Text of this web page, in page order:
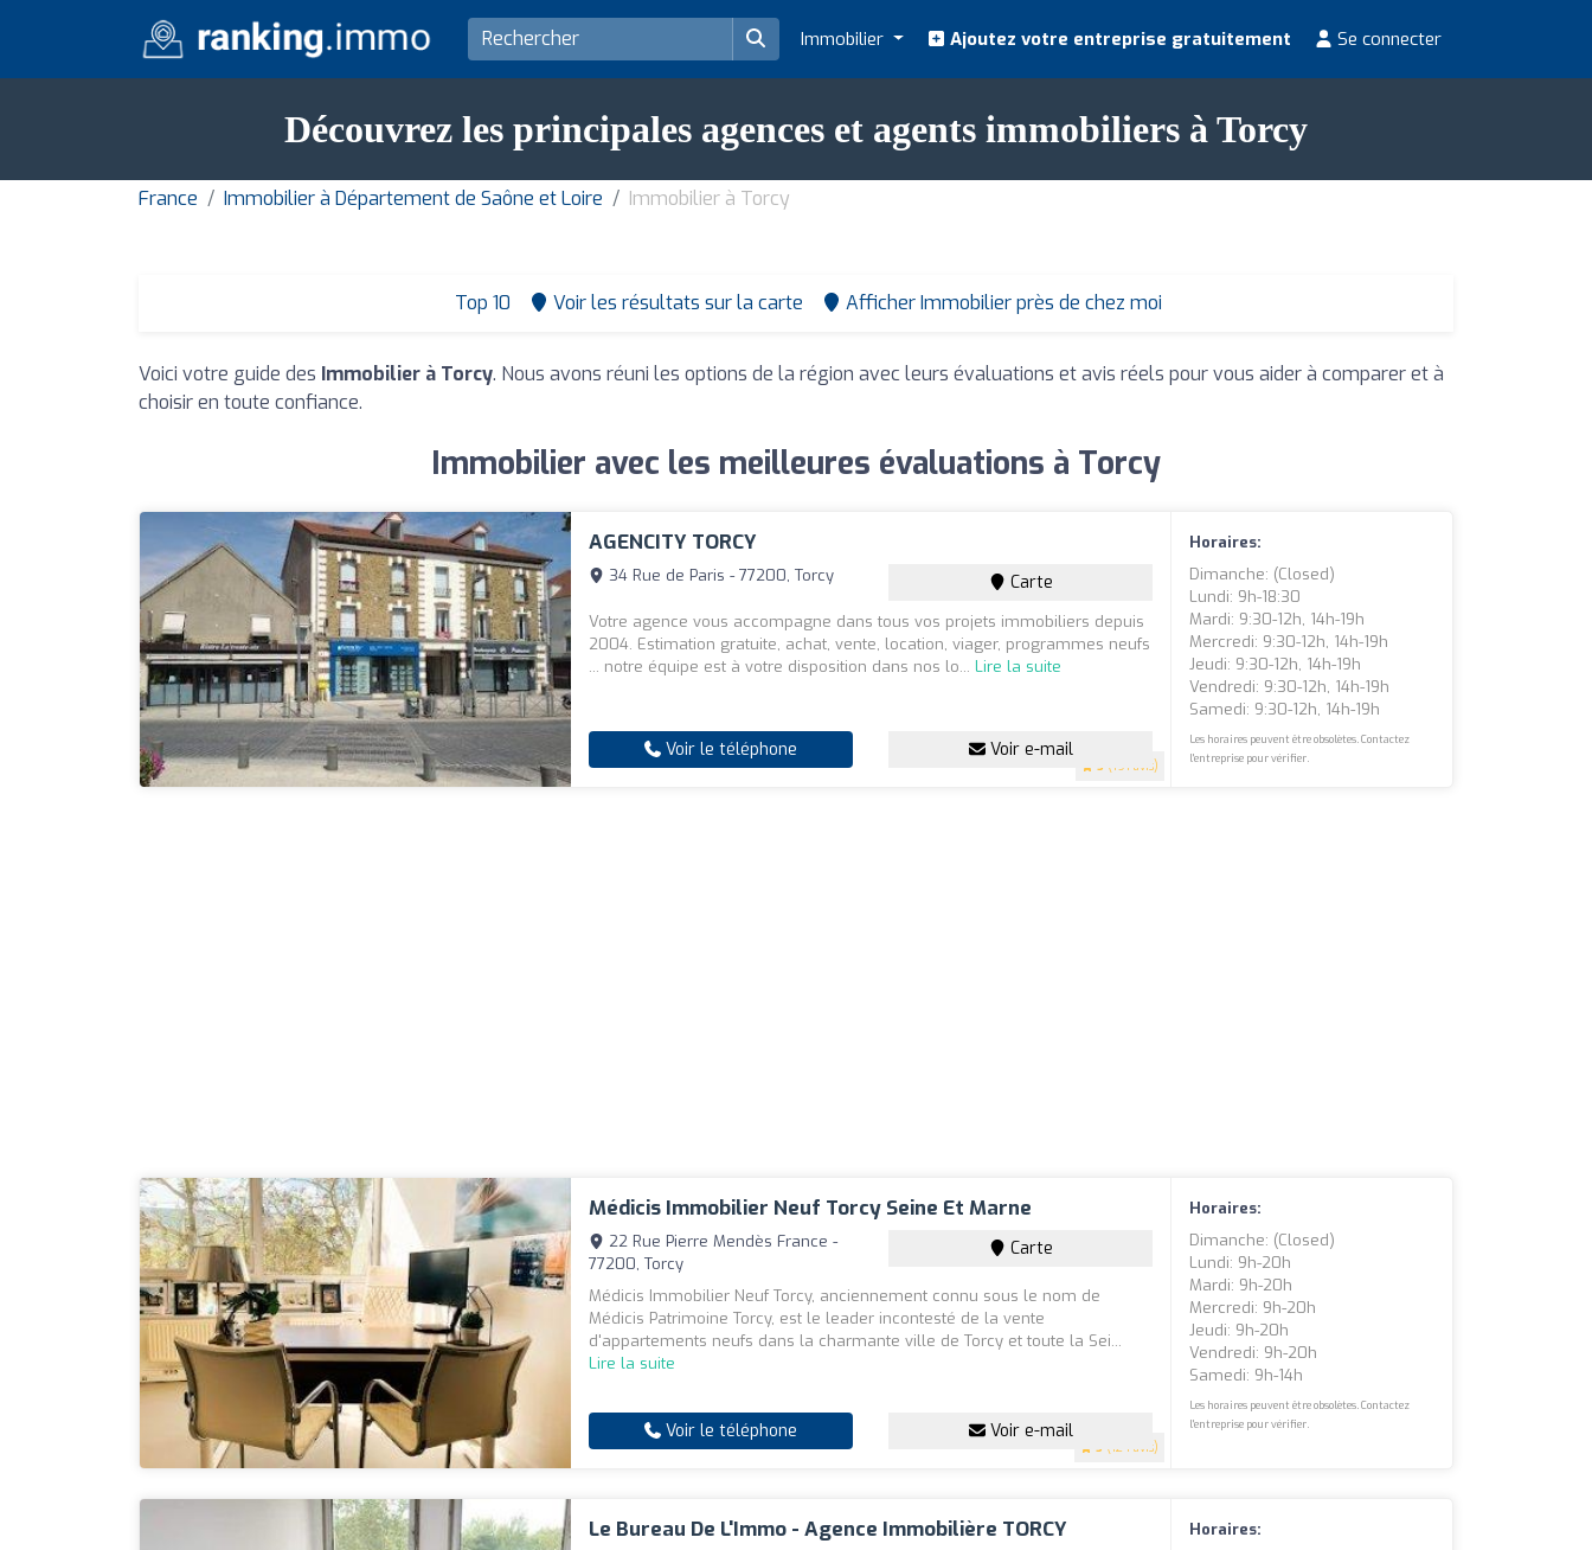
Immobilier Ajoutez votre entreprise gratuitement Se connecter
Découvrez les principales agences et agents immobiliers à Torcy
France Immobilier à Département de Saône et Loire Immobilier à Torcy
Top 10 Voir les résultats sur la carte Afficher Immobilier près de chez moi
Voici votre guide des Immobilier à Torcy. Nous avons réuni les options de la région avec leurs évaluations et avis réels pour vous aider à comparer et à
choisir en toute confiance.
Immobilier avec les meilleures évaluations à Torcy
AGENCITY TORCY
5 (191 avis)
34 Rue de Paris - 77200, Torcy Carte
Votre agence vous accompagne dans tous vos projets immobiliers depuis
2004. Estimation gratuite, achat, vente, location, viager, programmes neufs
... notre équipe est à votre disposition dans nos lo...Lire la suite
Voir le téléphone Voir e-mail
Horaires:
Dimanche: (closed)
Lundi: 9h-18:30
Mardi: 9:30-12h, 14h-19h
Mercredi: 9:30-12h, 14h-19h
Jeudi: 9:30-12h, 14h-19h
Vendredi: 9:30-12h, 14h-19h
Samedi: 9:30-12h, 14h-19h
Les horaires peuvent être obsolètes. Contactez
l'entreprise pour vérifier.
Médicis Immobilier Neuf Torcy Seine Et Marne
5 (124 avis)
22 Rue Pierre Mendès France -
77200, Torcy
Carte
Médicis Immobilier Neuf Torcy, anciennement connu sous le nom de
Médicis Patrimoine Torcy, est le leader incontesté de la vente
d'appartements neufs dans la charmante ville de Torcy et toute la Sei...
Lire la suite
Voir le téléphone Voir e-mail
Horaires:
Dimanche: (closed)
Lundi: 9h-20h
Mardi: 9h-20h
Mercredi: 9h-20h
Jeudi: 9h-20h
Vendredi: 9h-20h
Samedi: 9h-14h
Les horaires peuvent être obsolètes. Contactez
l'entreprise pour vérifier.
Le Bureau De L'Immo - Agence Immobilière TORCY
Horaires: